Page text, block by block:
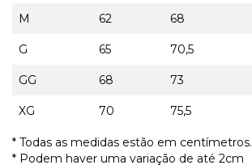
M 62 68
G 65 70,5
GG 68 73
XG 70 75,5
* Todas as medidas estão em centímetros.
* Podem haver uma variação de até 2cm